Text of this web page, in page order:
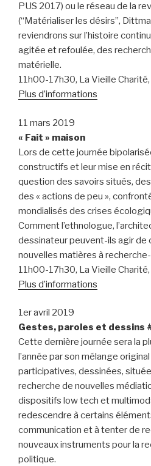
PUS 2017) ou le réseau de la
(“Matérialiser les désirs”,
reviendrons sur l’histoire
agitée et refoulée, des
matérielle.
11h00-17h30, La Vieille
Plus d’informations
11 mars 2019
« Fait » maison
Lors de cette journée
constructifs et leur mise en
question des savoirs situés,
des « actions de peu »,
mondialisés des crises
Comment l’ethnologue,
dessinateur peuvent-ils agir de
nouvelles matières à
11h00-17h30, La Vieille
Plus d’informations
1er avril 2019
Gestes, paroles et dessins
Cette dernière journée sera la
l’année par son mélange
participatives, dessinées,
recherche de nouvelles
dispositifs low tech et
redescendre à certains
communication et à tenter de
nouveaux instruments pour la
politique.